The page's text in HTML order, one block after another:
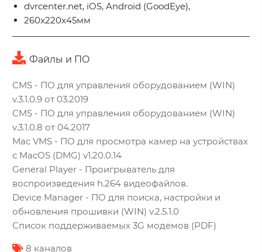
dvrcenter.net, iOS, Android (GoodEye),
260x220x45мм
Файлы и ПО
CMS - ПО для управления оборудованием (WIN)
v.3.1.0.9 от 03.2019
CMS - ПО для управления оборудованием (WIN)
v.3.1.0.8 от 04.2017
Mac VMS - ПО для просмотра камер на устройствах
с MacOS (DMG) v1.20.0.14
General Player - Проигрыватель для
воспроизведения h.264 видеофайлов.
Device Manager - ПО для поиска, настройки и
обновления прошивки (WIN) v.2.5.1.0
Список поддерживаемых 3G модемов (PDF)
8 каналов